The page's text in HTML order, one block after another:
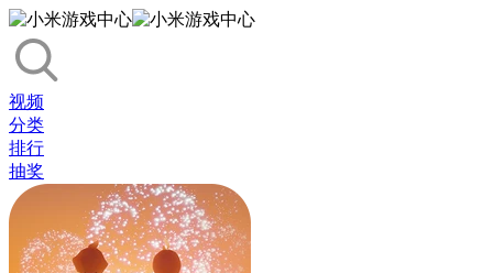
视频
分类
排行
抽奖